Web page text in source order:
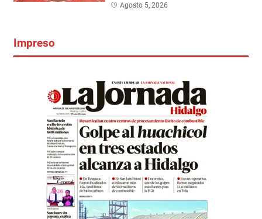
Agosto 5, 2026
Impreso